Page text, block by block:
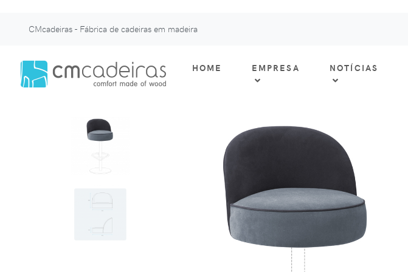
CMcadeiras - Fábrica de cadeiras em madeira
HOME EMPRESA NOTÍCIAS